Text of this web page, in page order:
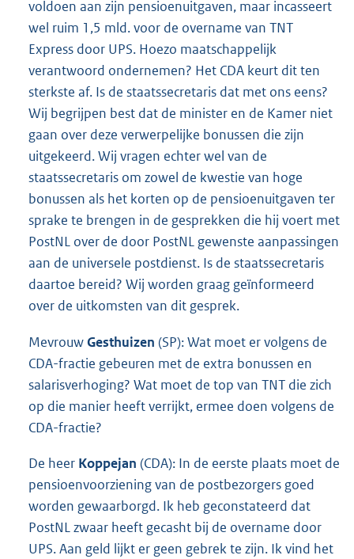
voldoen aan zijn pensioenuitgaven, maar incasseert
wel ruim 1,5 mld. voor de overname van TNT
Express door UPS. Hoezo maatschappelijk
verantwoord ondernemen? Het CDA keurt dit ten
sterkste af. Is de staatssecretaris dat met ons eens?
Wij begrijpen best dat de minister en de Kamer niet
gaan over deze verwerpelijke bonussen die zijn
uitgekeerd. Wij vragen echter wel van de
staatssecretaris om zowel de kwestie van hoge
bonussen als het korten op de pensioenuitgaven ter
sprake te brengen in de gesprekken die hij voert met
PostNL over de door PostNL gewenste aanpassingen
aan de universele postdienst. Is de staatssecretaris
daartoe bereid? Wij worden graag geïnformeerd
over de uitkomsten van dit gesprek.
MevrouwGesthuizen (SP): Wat moet er volgens de
CDA-fractie gebeuren met de extra bonussen en
salarisverhoging? Wat moet de top van TNT die zich
op die manier heeft verrijkt, ermee doen volgens de
CDA-fractie?
De heer Koppejan (CDA): In de eerste plaats moet de
pensioenvoorziening van de postbezorgers goed
worden gewaarborgd. Ik heb geconstateerd dat
PostNL zwaar heeft gecasht bij de overname door
UPS. Aan geld lijkt er geen gebrek te zijn. Ik vind het